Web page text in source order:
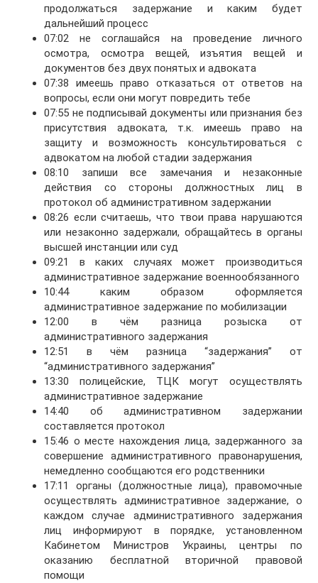
продолжаться задержание и каким будет
дальнейший процесс
07:02 не соглашайся на проведение личного
осмотра, осмотра вещей, изъятия вещей и
документов без двух понятых и адвоката
07:38 имеешь право отказаться от ответов на
вопросы, если они могут повредить тебе
07:55 не подписывай документы или признания без
присутствия адвоката, т.к. имеешь право на
защиту и возможность консультироваться с
адвокатом на любой стадии задержания
08:10 запиши все замечания и незаконные
действия со стороны должностных лиц в
протокол об административном задержании
08:26 если считаешь, что твои права нарушаются
или незаконно задержали, обращайтесь в органы
высшей инстанции или суд
09:21 в каких случаях может производиться
административное задержание военнообязанного
10:44 каким образом оформляется
административное задержание по мобилизации
12:00 в чём разница розыска от
административного задержания
12:51 в чём разница “задержания” от
“административного задержания”
13:30 полицейские, ТЦК могут осуществлять
административное задержание
14:40 об административном задержании
составляется протокол
15:46 о месте нахождения лица, задержанного за
совершение административного правонарушения,
немедленно сообщаются его родственники
17:11 органы (должностные лица), правомочные
осуществлять административное задержание, о
каждом случае административного задержания
лиц информируют в порядке, установленном
Кабинетом Министров Украины, центры по
оказанию бесплатной вторичной правовой
помощи